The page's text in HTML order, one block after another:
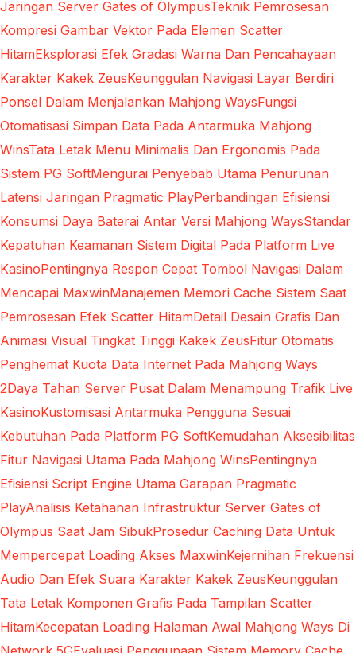
Jaringan Server Gates of OlympusTeknik Pemrosesan
Kompresi Gambar Vektor Pada Elemen Scatter
HitamEksplorasi Efek Gradasi Warna Dan Pencahayaan
Karakter Kakek ZeusKeunggulan Navigasi Layar Berdiri
Ponsel Dalam Menjalankan Mahjong WaysFungsi
Otomatisasi Simpan Data Pada Antarmuka Mahjong
WinsTata Letak Menu Minimalis Dan Ergonomis Pada
Sistem PG SoftMengurai Penyebab Utama Penurunan
Latensi Jaringan Pragmatic PlayPerbandingan Efisiensi
Konsumsi Daya Baterai Antar Versi Mahjong WaysStandar
Kepatuhan Keamanan Sistem Digital Pada Platform Live
KasinoPentingnya Respon Cepat Tombol Navigasi Dalam
Mencapai MaxwinManajemen Memori Cache Sistem Saat
Pemrosesan Efek Scatter HitamDetail Desain Grafis Dan
Animasi Visual Tingkat Tinggi Kakek ZeusFitur Otomatis
Penghemat Kuota Data Internet Pada Mahjong Ways
2Daya Tahan Server Pusat Dalam Menampung Trafik Live
KasinoKustomisasi Antarmuka Pengguna Sesuai
Kebutuhan Pada Platform PG SoftKemudahan Aksesibilitas
Fitur Navigasi Utama Pada Mahjong WinsPentingnya
Efisiensi Script Engine Utama Garapan Pragmatic
PlayAnalisis Ketahanan Infrastruktur Server Gates of
Olympus Saat Jam SibukProsedur Caching Data Untuk
Mempercepat Loading Akses MaxwinKejernihan Frekuensi
Audio Dan Efek Suara Karakter Kakek ZeusKeunggulan
Tata Letak Komponen Grafis Pada Tampilan Scatter
HitamKecepatan Loading Halaman Awal Mahjong Ways Di